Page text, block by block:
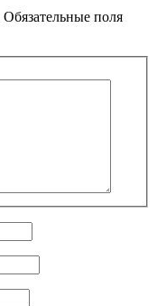
Обязательные поля